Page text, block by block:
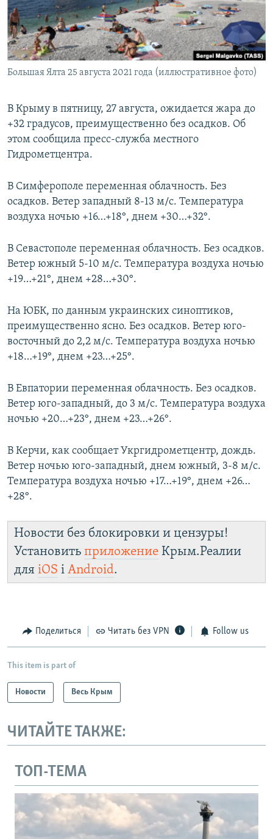
ПОБЕДИТЕЛЕЙ НЕ СУДЯТ?
КРЫМ.НЕПОКОРЕННЫЙ
ELIFBE
УКРАИНСКАЯ ПРОБЛЕМА КРЫМА
ПРИСОЕДИНЯЙТЕСЬ!
Большая Ялта 25 августа 2021 года (иллюстративное фото)
В Крыму в пятницу, 27 августа, ожидается жара до
+32 градусов, преимущественно без осадков. Об
этом сообщила пресс-служба местного
Гидрометцентра.
В Симферополе переменная облачность. Без
осадков. Ветер западный 8-13 м/с. Температура
воздуха ночью +16…+18°, днем +30…+32°.
В Севастополе переменная облачность. Без осадков.
Ветер южный 5-10 м/с. Температура воздуха ночью
+19…+21°, днем +28…+30°.
На ЮБК, по данным украинских синоптиков,
преимущественно ясно. Без осадков. Ветер юго-
восточный до 2,2 м/с. Температура воздуха ночью
+18…+19°, днем +23…+25°.
В Евпатории переменная облачность. Без осадков.
Ветер юго-западный, до 3 м/с. Температура воздуха
ночью +20…+23°, днем +23…+26°.
В Керчи, как сообщает Укргидрометцентр, дождь.
Ветер ночью юго-западный, днем южный, 3-8 м/с.
Температура воздуха ночью +17…+19°, днем +26…
+28°.
Новости без блокировки и цензуры!
Установить приложение Крым.Реалии
для iOS і Android.
Поделиться Читать без VPN Follow us
This item is part of
Новости Весь Крым
ЧИТАЙТЕ ТАКЖЕ:
ТОП-ТЕМА